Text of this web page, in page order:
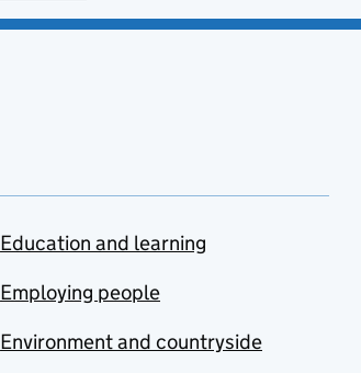
Education and learning
Employing people
Environment and countryside